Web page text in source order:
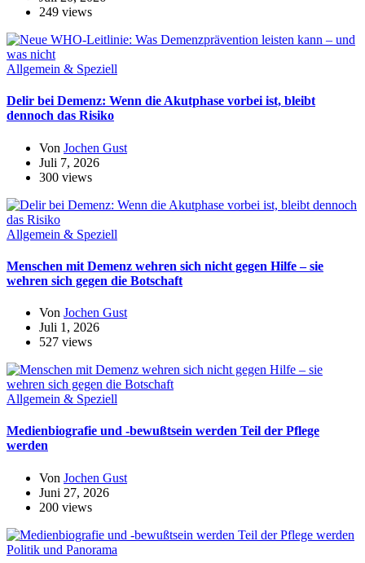
249 views
Allgemein & Speziell
Delir bei Demenz: Wenn die Akutphase vorbei ist, bleibt
dennoch das Risiko
Von Jochen Gust
Juli 7, 2026
300 views
Allgemein & Speziell
Menschen mit Demenz wehren sich nicht gegen Hilfe – sie
wehren sich gegen die Botschaft
Von Jochen Gust
Juli 1, 2026
527 views
Allgemein & Speziell
Medienbiografie und -bewußtsein werden Teil der Pflege
werden
Von Jochen Gust
Juni 27, 2026
200 views
Politik und Panorama